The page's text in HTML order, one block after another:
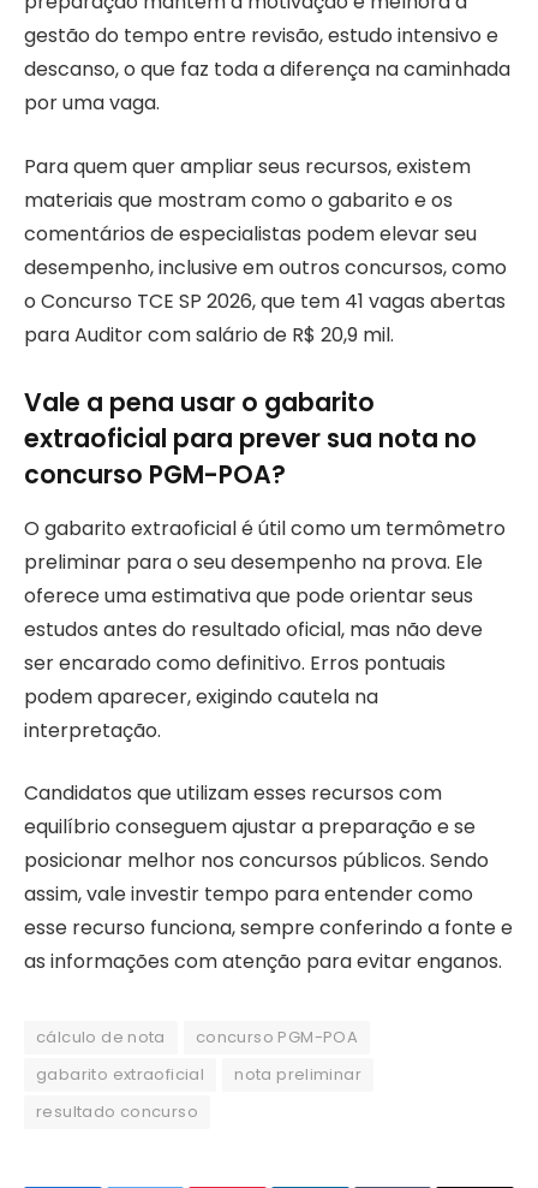
gestão do tempo entre revisão, estudo intensivo e
descanso, o que faz toda a diferença na caminhada
por uma vaga.
Para quem quer ampliar seus recursos, existem
materiais que mostram como o gabarito e os
comentários de especialistas podem elevar seu
desempenho, inclusive em outros concursos, como
o Concurso TCE SP 2026, que tem 41 vagas abertas
para Auditor com salário de R$ 20,9 mil.
Vale a pena usar o gabarito
extraoficial para prever sua nota no
concurso PGM-POA?
O gabarito extraoficial é útil como um termômetro
preliminar para o seu desempenho na prova. Ele
oferece uma estimativa que pode orientar seus
estudos antes do resultado oficial, mas não deve
ser encarado como definitivo. Erros pontuais
podem aparecer, exigindo cautela na
interpretação.
Candidatos que utilizam esses recursos com
equilíbrio conseguem ajustar a preparação e se
posicionar melhor nos concursos públicos. Sendo
assim, vale investir tempo para entender como
esse recurso funciona, sempre conferindo a fonte e
as informações com atenção para evitar enganos.
cálculo de nota
concurso PGM-POA
gabarito extraoficial
nota preliminar
resultado concurso